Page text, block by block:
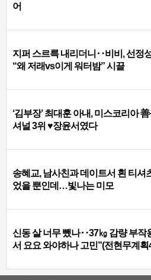
어
지퍼 스르륵 내리더니‥비비, 선정
“왜 저래vs이게 워터밤” 시끌
‘김부장’ 최대훈 아내, 미스코리아
셔널 3위 ♥장윤서였다
송혜교, 남사친과 데이트서 흰 티셔
었을 뿐인데…빛나는 미모
신동 살 너무 뺐나‥37㎏ 감량 부작
서 요요 와야하나 고민”(전현무계획